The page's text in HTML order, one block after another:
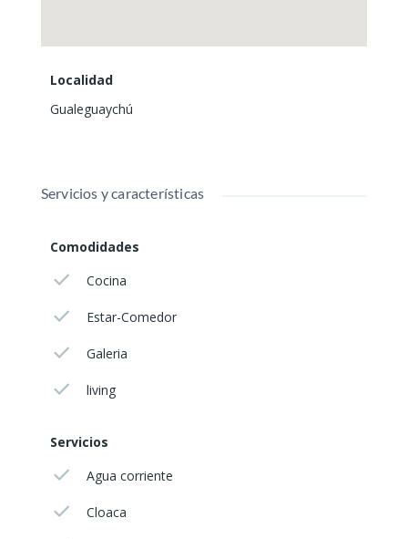
Localidad
Gualeguaychú
Servicios y características
Comodidades
Cocina
Estar-Comedor
Galeria
living
Servicios
Agua corriente
Cloaca